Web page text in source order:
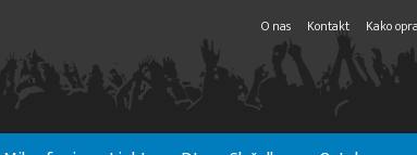
O nas Kontakt Kako